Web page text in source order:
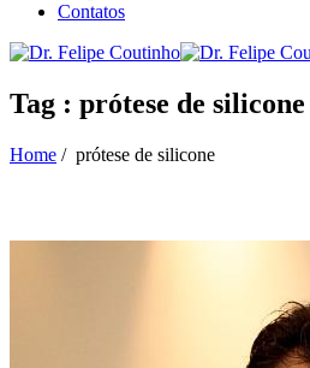
Contatos
Tag : prótese de silicone
Home / prótese de silicone